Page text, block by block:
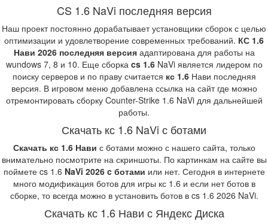
CS 1.6 NaVi последняя версия
Наш проект постоянно дорабатывает установщики сборок с целью
оптимизации и удовлетворение современных требований. КС 1.6
Нави 2026 последняя версияадаптирована для работы на
wundows 7, 8 и 10. Еще сборка cs 1.6NaVi является лидером по
поиску серверов и по праву считается кс 1.6Нави последняя
версия. В игровом меню добавлена ссылка на сайт где можно
отремонтировать сборку Counter-Strike 1.6 NaVi для дальнейшей
работы.
Скачать кс 1.6 NaVi с ботами
Скачать кс 1.6 Нави с ботами можно с нашего сайта, только
внимательно посмотрите на скриншоты. По картинкам на сайте вы
поймете cs 1.6 NaVi 2026 c ботами или нет. Сегодня в интернете
много модификация ботов для игры кс 1.6 и если нет ботов в
сборке, то всегда можно в установить ботов в cs 1.6 2026 NaVi.
Скачать кс 1.6 Нави с Яндекс Диска